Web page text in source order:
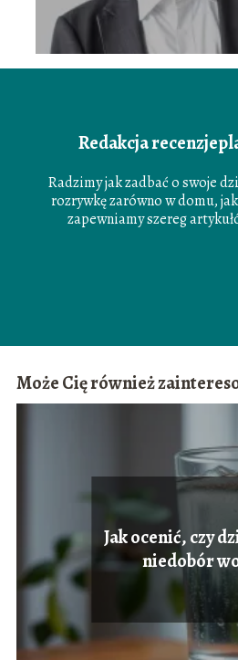
Redakcja
Radzimy jak zadbać o swoje
rozrywkę zarówno w domu,
zapewniamy szereg
Może Cię również
Jak ocenić, czy
niedobór